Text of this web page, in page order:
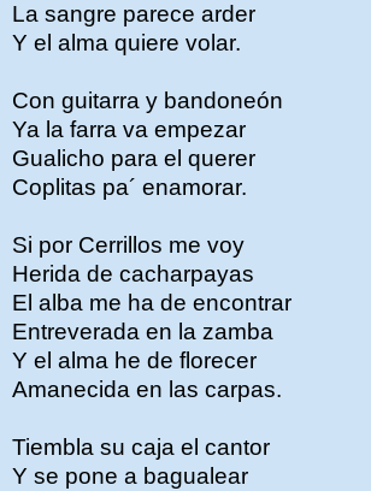
La sangre parece arder
Y el alma quiere volar.
Con guitarra y bandoneón
Ya la farra va empezar
Gualicho para el querer
Coplitas pa´ enamorar.
Si por Cerrillos me voy
Herida de cacharpayas
El alba me ha de encontrar
Entreverada en la zamba
Y el alma he de florecer
Amanecida en las carpas.
Tiembla su caja el cantor
Y se pone a bagualear